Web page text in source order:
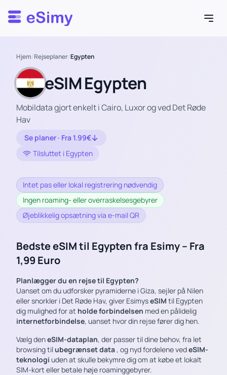
Esimy
Hjem/Rejseplaner/Egypten
eSIM Egypten
Mobildata gjort enkelt i Cairo, Luxor og ved Det Røde
Hav
Se planer · Fra 1.99€
Tilsluttet i Egypten
Intet pas eller lokal registrering nødvendig
Ingen roaming- eller overraskelsesgebyrer
Øjeblikkelig opsætning via e-mail QR
Bedste eSIM til Egypten fra Esimy – Fra
1,99 Euro
Planlægger du en rejse til Egypten?
Uanset om du udforsker pyramiderne i Giza, sejler på Nilen
eller snorkler i Det Røde Hav, giver EsimyseSIM til Egypten
dig mulighed for at holde forbindelsen med en pålidelig
internetforbindelse, uanset hvor din rejse fører dig hen.
Vælg deneSIM-dataplan, der passer til dine behov, fra let
browsing tilubegrænset data, og nyd fordelene vedeSIM-
teknologi uden at skulle bekymre dig om at købe et lokalt
SIM-kort eller betale høje roaminggebyrer.